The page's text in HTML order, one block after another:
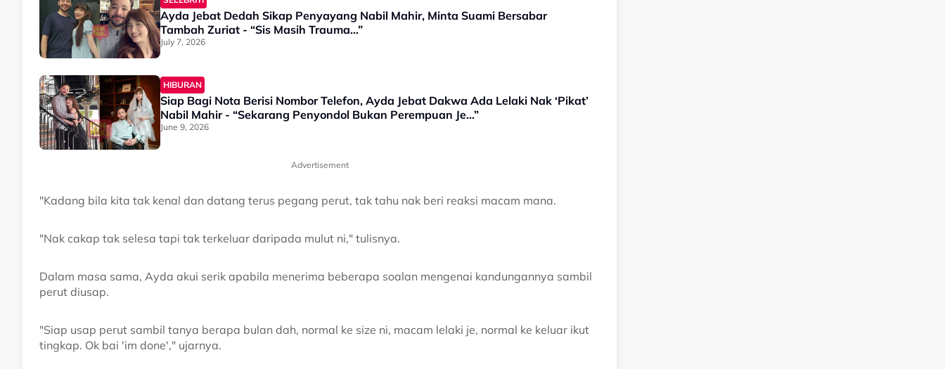
Ayda Jebat Dedah Sikap Penyayang Nabil Mahir, Minta Suami Bersabar
Tambah Zuriat - “Sis Masih Trauma…”
July 7, 2026
HIBURAN
Siap Bagi Nota Berisi Nombor Telefon, Ayda Jebat Dakwa Ada Lelaki Nak ‘Pikat’
Nabil Mahir - “Sekarang Penyondol Bukan Perempuan Je…”
June 9, 2026
Advertisement
"Kadang bila kita tak kenal dan datang terus pegang perut, tak tahu nak beri reaksi macam mana.
"Nak cakap tak selesa tapi tak terkeluar daripada mulut ni," tulisnya.
Dalam masa sama, Ayda akui serik apabila menerima beberapa soalan mengenai kandungannya sambil
perut diusap.
"Siap usap perut sambil tanya berapa bulan dah, normal ke size ni, macam lelaki je, normal ke keluar ikut
tingkap. Ok bai 'im done'," ujarnya.